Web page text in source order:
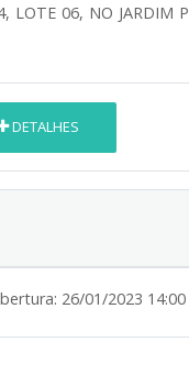
LOTE 06, NO JARDIM
DETALHES
26/01/2023 14:00